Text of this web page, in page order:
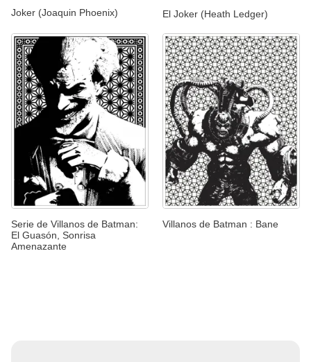
Joker (Joaquin Phoenix) El Joker (Heath Ledger)
Serie de Villanos de Batman:
El Guasón, Sonrisa
Amenazante
Villanos de Batman : Bane